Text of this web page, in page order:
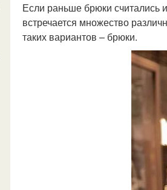
Если раньше брюки считались
встречается множество
таких вариантов – брюки.